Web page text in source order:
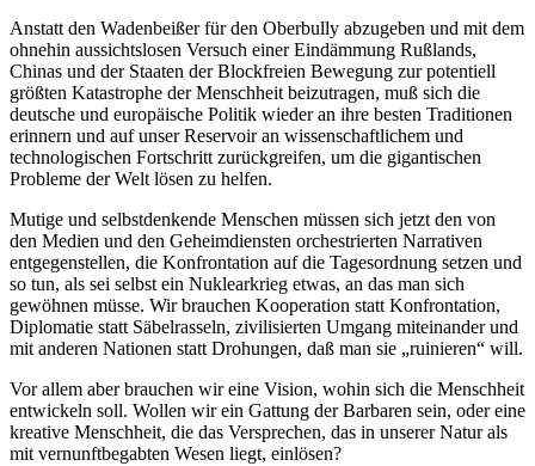
Anstatt den Wadenbeißer für den Oberbully abzugeben und mit dem
ohnehin aussichtslosen Versuch einer Eindämmung Rußlands,
Chinas und der Staaten der Blockfreien Bewegung zur potentiell
größten Katastrophe der Menschheit beizutragen, muß sich die
deutsche und europäische Politik wieder an ihre besten Traditionen
erinnern und auf unser Reservoir an wissenschaftlichem und
technologischen Fortschritt zurückgreifen, um die gigantischen
Probleme der Welt lösen zu helfen.
Mutige und selbstdenkende Menschen müssen sich jetzt den von
den Medien und den Geheimdiensten orchestrierten Narrativen
entgegenstellen, die Konfrontation auf die Tagesordnung setzen und
so tun, als sei selbst ein Nuklearkrieg etwas, an das man sich
gewöhnen müsse. Wir brauchen Kooperation statt Konfrontation,
Diplomatie statt Säbelrasseln, zivilisierten Umgang miteinander und
mit anderen Nationen statt Drohungen, daß man sie „ruinieren“ will.
Vor allem aber brauchen wir eine Vision, wohin sich die Menschheit
entwickeln soll. Wollen wir ein Gattung der Barbaren sein, oder eine
kreative Menschheit, die das Versprechen, das in unserer Natur als
mit vernunftbegabten Wesen liegt, einlösen?